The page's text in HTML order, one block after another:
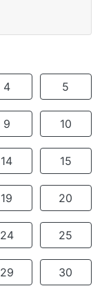
4 5
9 10
14 15
19 20
24 25
29 30